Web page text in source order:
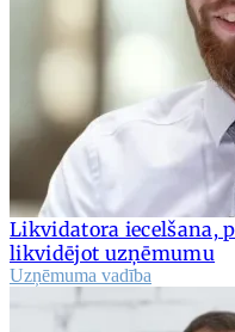
Likvidatora iecelšana,
likvidējot uzņēmumu
Uzņēmuma vadība